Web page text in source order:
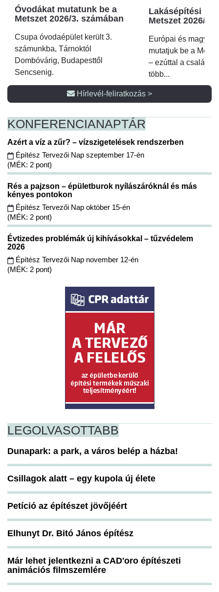
Óvodákat mutatunk be a
Metszet 2026/3. számában
Csupa óvodaépület került 3.
számunkba, Tárnoktól
Dombóvárig, Budapesttől
Sencsenig.
Lakásépítési
Metszet 2026/2.
Európai és magyar
mutatjuk be a
– ezúttal a családi
több...
Hírlevél-feliratkozás >
KONFERENCIANAPTÁR
Azért a víz a zűr? – vízszigetelések rendszerben
Építész Tervezői Nap szeptember 17-én
(MÉK: 2 pont)
Rés a pajzson – épületburok nyílászáróknál és más
kényes pontokon
Építész Tervezői Nap október 15-én
(MÉK: 2 pont)
Évtizedes problémák új kihívásokkal – tűzvédelem
2026
Építész Tervezői Nap november 12-én
(MÉK: 2 pont)
LEGOLVASOTTABB
Dunapark: a park, a város belép a házba!
Csillagok alatt – egy kupola új élete
Petíció az építészet jövőjéért
Elhunyt Dr. Bitó János építész
Már lehet jelentkezni a CAD'oro építészeti
animációs filmszemlére